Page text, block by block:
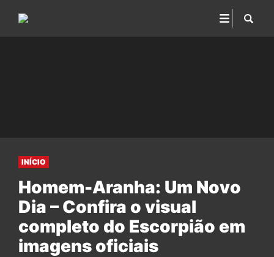
INÍCIO
Homem-Aranha: Um Novo
Dia – Confira o visual
completo do Escorpião em
imagens oficiais